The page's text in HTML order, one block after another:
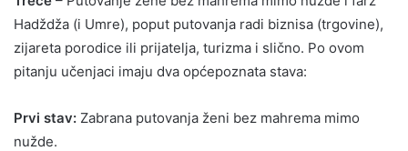
Hadždža (i Umre), poput putovanja radi biznisa (trgovine),
zijareta porodice ili prijatelja, turizma i slično. Po ovom
pitanju učenjaci imaju dva općepoznata stava:
Prvi stav: Zabrana putovanja ženi bez mahrema mimo
nužde.